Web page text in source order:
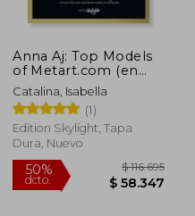
Anna Aj: Top Models
of Metart.com (en
Inglés)
Catalina, Isabella
(1)
Edition Skylight, Tapa
Dura, Nuevo